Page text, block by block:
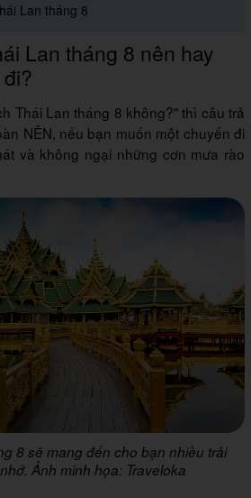
Lan tháng 8
Lan tháng 8 nên hay
Thái Lan tháng 8 không?" thì câu trả
NÊN, nếu bạn muốn một chuyến đi
và không ngại những cơn mưa rào
8 sẽ mang đến cho bạn nhiều trải
Ảnh minh họa: Traveloka